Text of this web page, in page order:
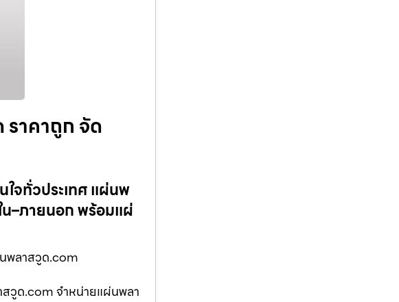
ราคาถูก จัด
จทั่วประเทศ แผ่นพ
–ภายนอก พร้อมแผ่
พลาสวูด.com
สวูด.com จำหน่ายแผ่นพลา